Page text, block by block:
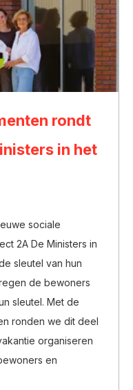
rondt
in het
sociale
2A De Ministers in
sleutel van hun
de bewoners
sleutel. Met de
ronden we dit deel
organiseren
en